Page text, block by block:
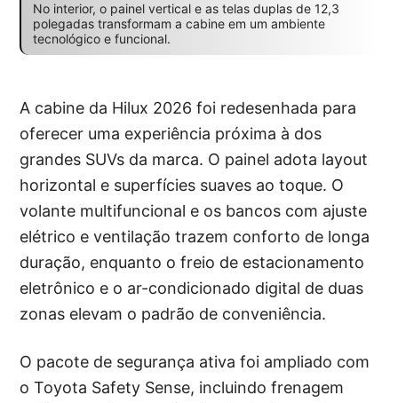
No interior, o painel vertical e as telas duplas de 12,3
polegadas transformam a cabine em um ambiente
tecnológico e funcional.
A cabine da Hilux 2026 foi redesenhada para
oferecer uma experiência próxima à dos
grandes SUVs da marca. O painel adota layout
horizontal e superfícies suaves ao toque. O
volante multifuncional e os bancos com ajuste
elétrico e ventilação trazem conforto de longa
duração, enquanto o freio de estacionamento
eletrônico e o ar-condicionado digital de duas
zonas elevam o padrão de conveniência.
O pacote de segurança ativa foi ampliado com
o Toyota Safety Sense, incluindo frenagem